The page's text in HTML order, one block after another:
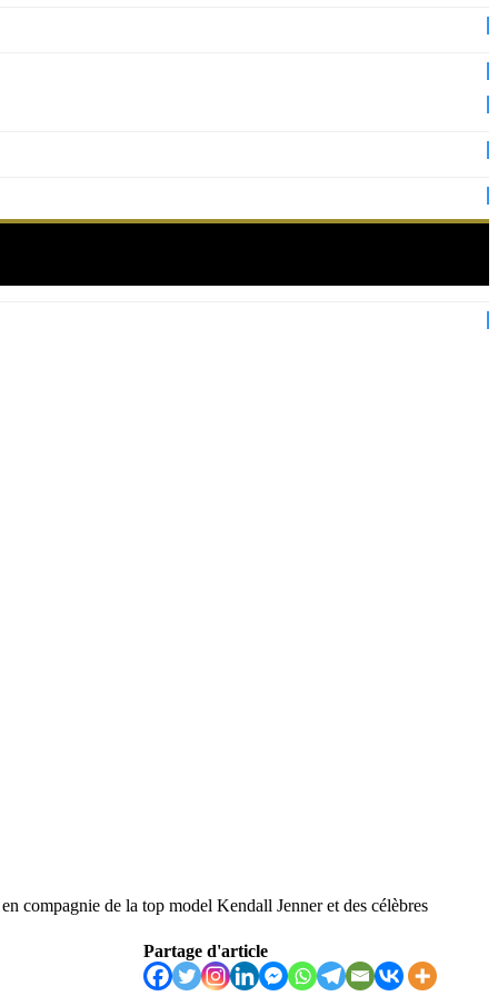
compagnie de la top model Kendall Jenner et des célèbres
Partage d'article